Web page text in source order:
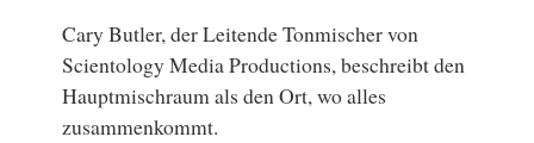
Cary Butler, der Leitende Tonmischer von
Scientology Media Productions, beschreibt den
Hauptmischraum als den Ort, wo alles
zusammenkommt.